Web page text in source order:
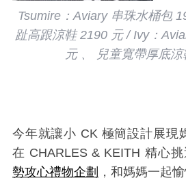
Tsumire：Aviary 串珠水桶包
趾高跟涼鞋 2190 元 / Ivy：
元 、 兒童寬帶厚底
今年就讓小 CK 極簡設計展現
在 CHARLES & KEITH 精心
勢攻心禮物企劃 ，和媽媽一起